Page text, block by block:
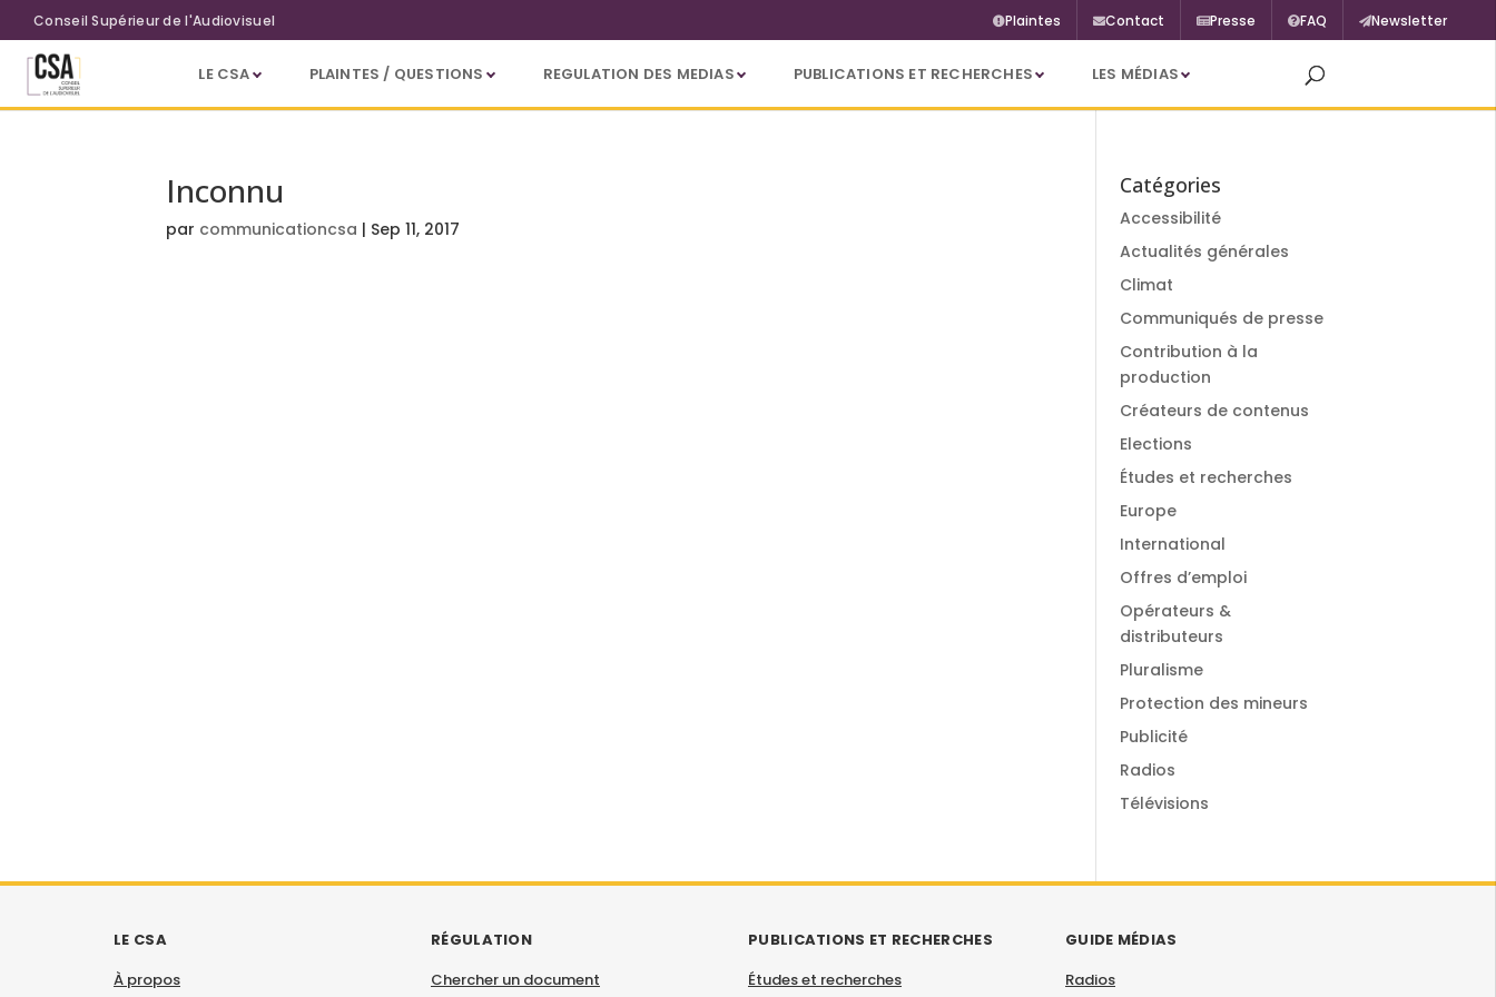
Aller au contenu principal
Conseil Supérieur de l'Audiovisuel Plaintes Contact Presse FAQ Newsletter
LE CSA PLAINTES / QUESTIONS REGULATION DES MEDIAS PUBLICATIONS ET RECHERCHES LES MÉDIAS
Inconnu
par communicationcsa | Sep 11, 2017
Catégories
Accessibilité
Actualités générales
Climat
Communiqués de presse
Contribution à la
production
Créateurs de contenus
Elections
Études et recherches
Europe
International
Offres d’emploi
Opérateurs &
distributeurs
Pluralisme
Protection des mineurs
Publicité
Radios
Télévisions
LE CSA
À propos
RÉGULATION
Chercher un document
PUBLICATIONS ET RECHERCHES
Études et recherches
GUIDE MÉDIAS
Radios